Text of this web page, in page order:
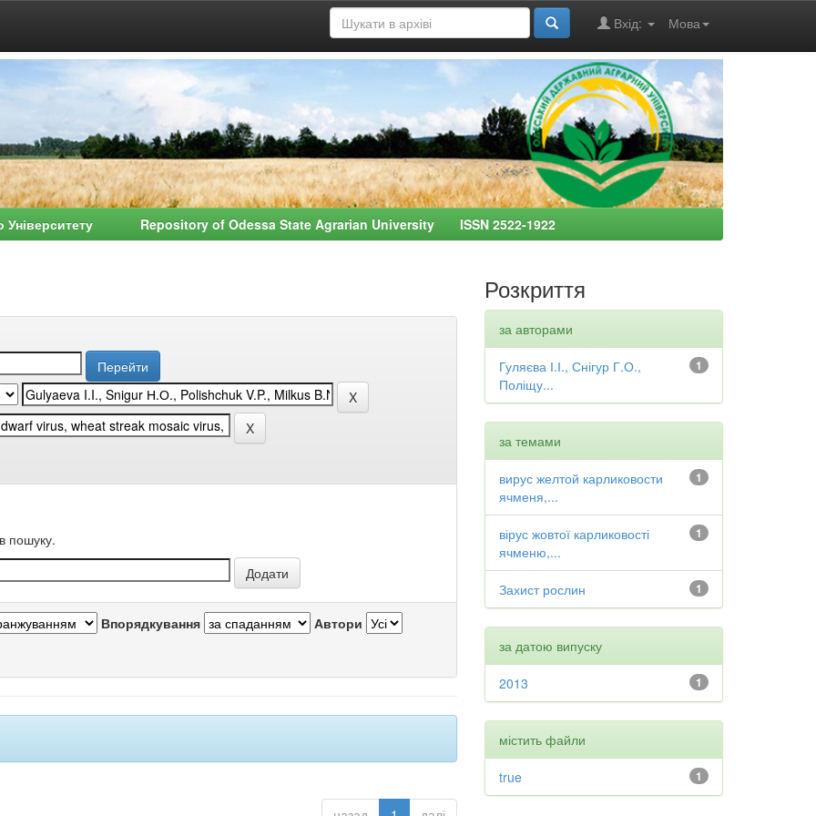
Мова
Вхід:
Університету Repository of Odessa State Agrarian University ISSN 2522-1922
пошуку.
Впорядкування Автори
Розкриття
за авторами
1
Гуляєва І.І., Снігур Г.О.,
Поліщу...
за темами
1
вирус желтой карликовости
ячменя,...
1
вірус жовтої карликовості
ячменю,...
1
Захист рослин
за датою випуску
1
2013
містить файли
1
true